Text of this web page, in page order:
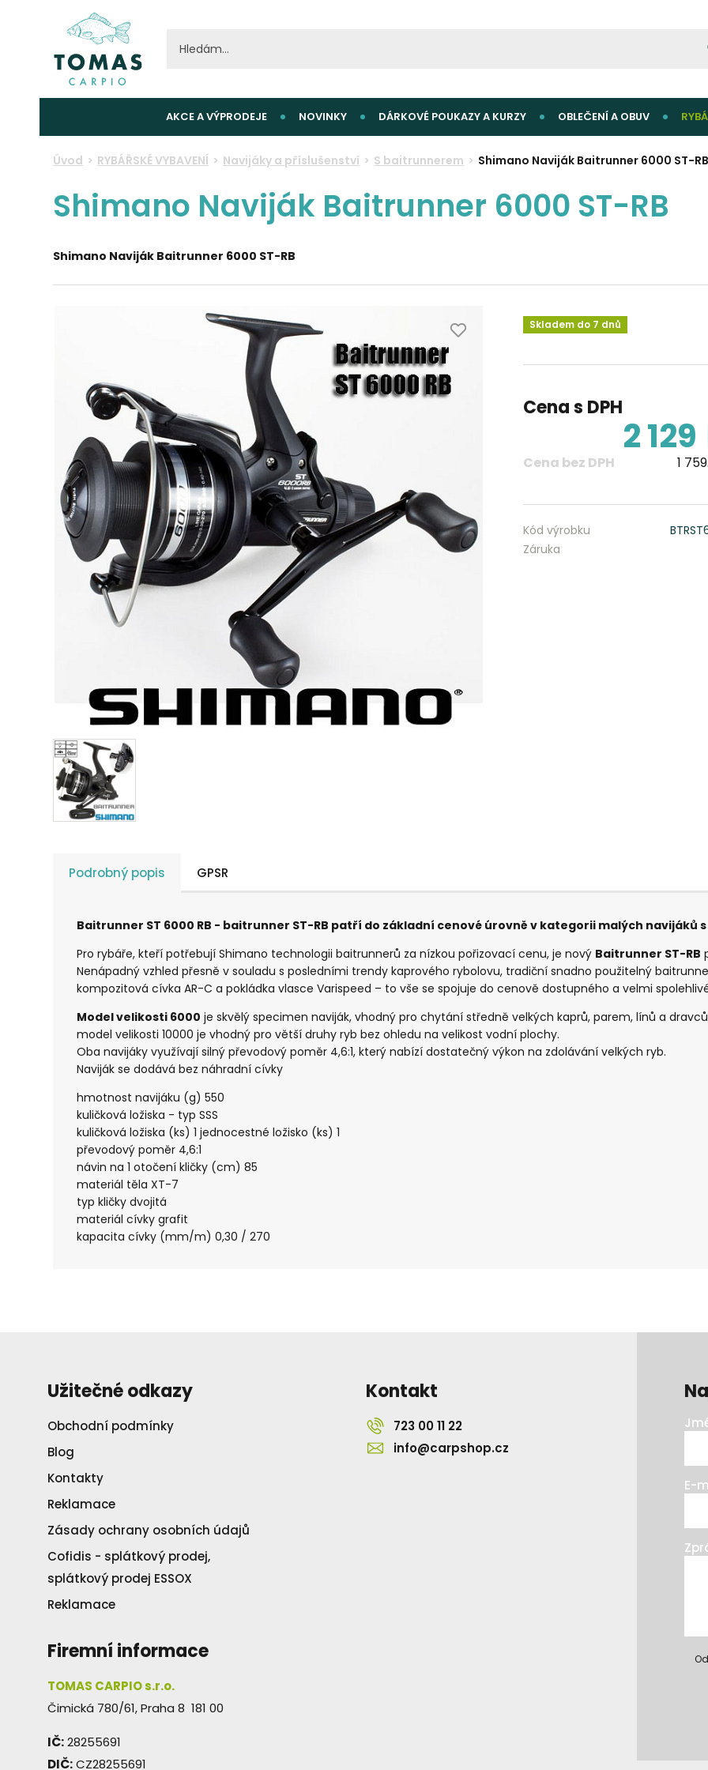
AKCE A VÝPRODEJE NOVINKY DÁRKOVÉ POUKAZY A KURZY OBLEČENÍ A OBUV
Úvod RYBÁŘSKÉ VYBAVENÍ Navijáky a příslušenství S baitrunnerem Shimano Naviják Baitrunner 6000 ST-RB
Shimano Naviják Baitrunner 6000 ST-RB
Shimano Naviják Baitrunner 6000 ST-RB
Skladem do 7 dnů
Cena s DPH
2 129
Cena bez DPH 1
Kód výrobku
Záruka
Podrobný popis GPSR
Baitrunner ST 6000 RB - baitrunner ST-RB patří do základní cenové úrovně v kategorii malých navijáků
Pro rybáře, kteří potřebují Shimano technologii baitrunnerů za nízkou pořizovací cenu, je nový Baitrunner ST-RB
Nenápadný vzhled přesně v souladu s posledními trendy kaprového rybolovu, tradiční snadno použitelný
kompozitová cívka AR-C a pokládka vlasce Varispeed – to vše se spojuje do cenově dostupného a velmi
Model velikosti 6000 je skvělý specimen naviják, vhodný pro chytání středně velkých kaprů, parem, línů a
model velikosti 10000 je vhodný pro větší druhy ryb bez ohledu na velikost vodní plochy.
Oba navijáky využívají silný převodový poměr 4,6:1, který nabízí dostatečný výkon na zdolávání velkých ryb.
Naviják se dodává bez náhradní cívky
hmotnost navijáku (g) 550
kuličková ložiska - typ SSS
kuličková ložiska (ks) 1 jednocestné ložisko (ks) 1
převodový poměr 4,6:1
návin na 1 otočení kličky (cm) 85
materiál těla XT-7
typ kličky dvojitá
materiál cívky grafit
kapacita cívky (mm/m) 0,30 / 270
Užitečné odkazy
Obchodní podmínky
Blog
Kontakty
Reklamace
Zásady ochrany osobních údajů
Cofidis - splátkový prodej,
splátkový prodej ESSOX
Reklamace
Firemní informace
TOMAS CARPIO s.r.o.
Čimická 780/61, Praha 8 181 00
IČ:28255691
DIČ:CZ28255691
Kontakt
723 00 11 22
info@carpshop.cz
E-